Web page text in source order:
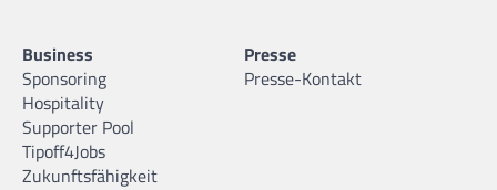
Business
Sponsoring
Hospitality
Supporter Pool
Tipoff4Jobs
Zukunftsfähigkeit
Presse
Presse-Kontakt